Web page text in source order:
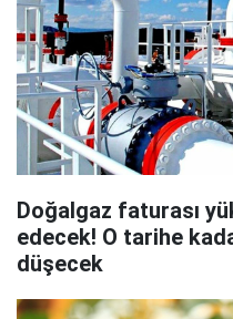
Doğalgaz faturası
edecek! O tarihe
düşecek